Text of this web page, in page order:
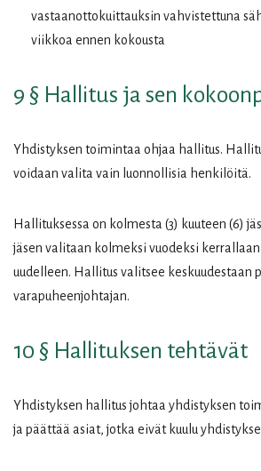
vastaanottokuittauksin vahvistettuna
viikkoa ennen kokousta
9 § Hallitus ja sen
Yhdistyksen toimintaa ohjaa hallitus.
voidaan valita vain luonnollisia henkilöitä.
Hallituksessa on kolmesta (3) kuuteen (6)
jäsen valitaan kolmeksi vuodeksi
uudelleen. Hallitus valitsee keskuudestaan
varapuheenjohtajan.
10 § Hallituksen tehtävät
Yhdistyksen hallitus johtaa yhdistyksen
ja päättää asiat, jotka eivät kuulu